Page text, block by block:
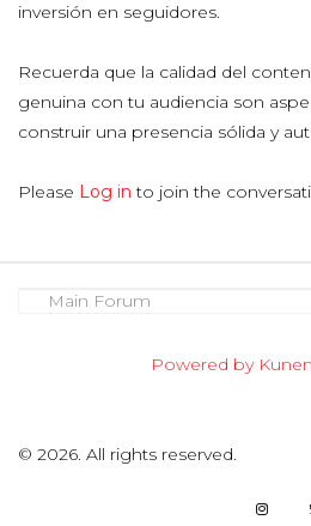
inversión en seguidores.
Recuerda que la calidad del
genuina con tu audiencia son
construir una presencia sólida y
Please Log in to join the
Powered by
© 2026. All rights reserved.